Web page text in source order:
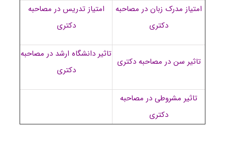
امتیاز مدرک زبان در مصاحبه
دکتری
امتیاز تدریس در مصاحبه
دکتری
تاثیر سن در مصاحبه دکتری
تاثیر دانشگاه ارشد در مصاحبه
دکتری
تاثیر مشروطی در مصاحبه
دکتری